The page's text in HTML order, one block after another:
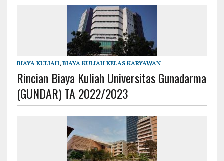
BIAYA KULIAH, BIAYA KULIAH KELAS KARYAWAN
Rincian Biaya Kuliah Universitas Gunadarma
(GUNDAR) TA 2022/2023